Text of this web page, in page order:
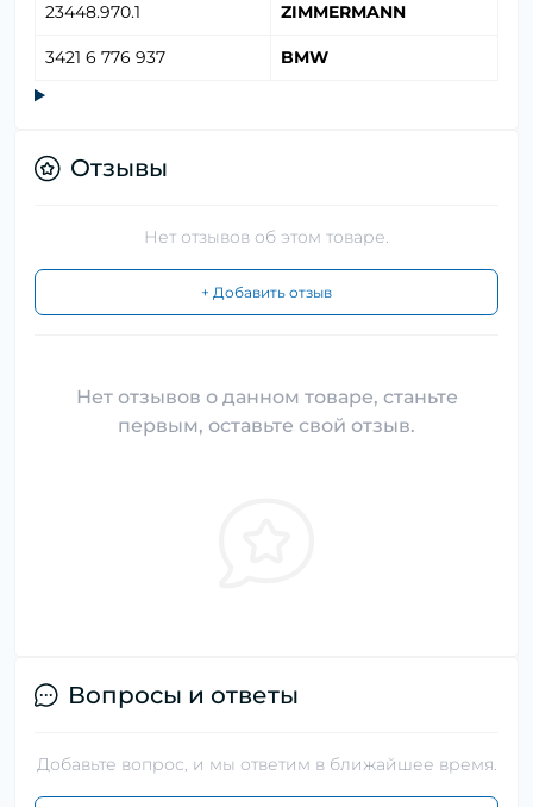
23448.970.1 ZIMMERMANN
3421 6 776 937 BMW
Отзывы
Нет отзывов об этом товаре.
+ Добавить отзыв
Нет отзывов о данном товаре, станьте
первым, оставьте свой отзыв.
Вопросы и ответы
Добавьте вопрос, и мы ответим в ближайшее время.